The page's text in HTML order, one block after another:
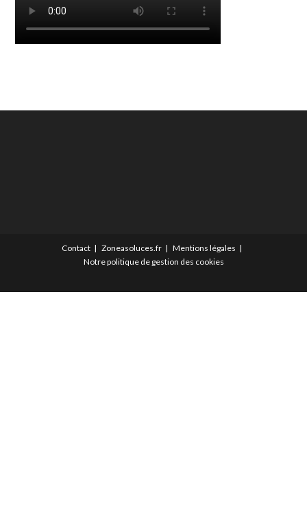
Contact Zoneasoluces.fr
Mentions légales
Notre politique de gestion des cookies